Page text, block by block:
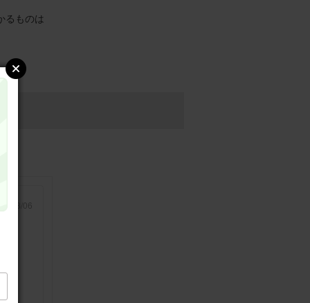
るものは
08/06
す